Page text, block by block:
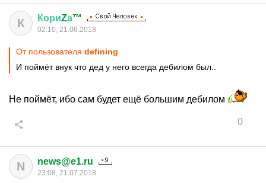
К КориZа™
02:10, 21.06.2018
От пользователя defining
И поймёт внук что дед у него всегда дебилом был..
Не поймёт, ибо сам будет ещё большим дебилом
0
N news@e1.ru
23:08, 21.07.2018